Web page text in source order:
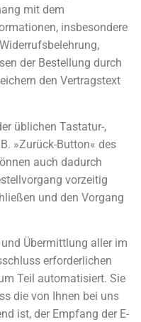
mit dem
insbesondere
der Bestellung durch
den Vertragstext
üblichen Tastatur-,
»Zurück-Button« des
auch dadurch
vorzeitig
und den Vorgang
Übermittlung aller im
erforderlichen
Teil automatisiert. Sie
die von Ihnen bei uns
ist, der Empfang der E-